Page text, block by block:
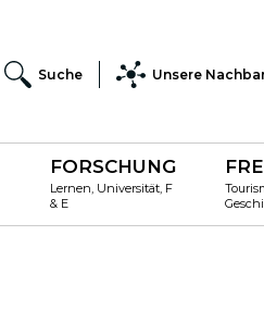
Suche Unsere
FORSCHUNG
Lernen, Universität, F
& E